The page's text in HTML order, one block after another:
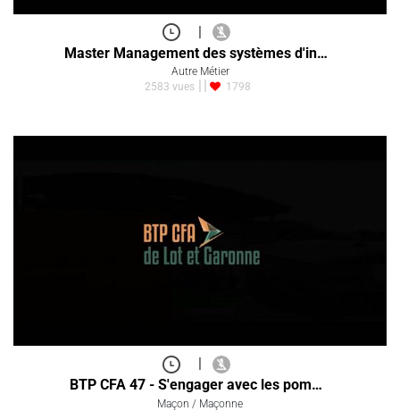
|
Master Management des systèmes d'in…
Autre Métier
2583 vues
1798
|
BTP CFA 47 - S'engager avec les pom…
Maçon / Maçonne